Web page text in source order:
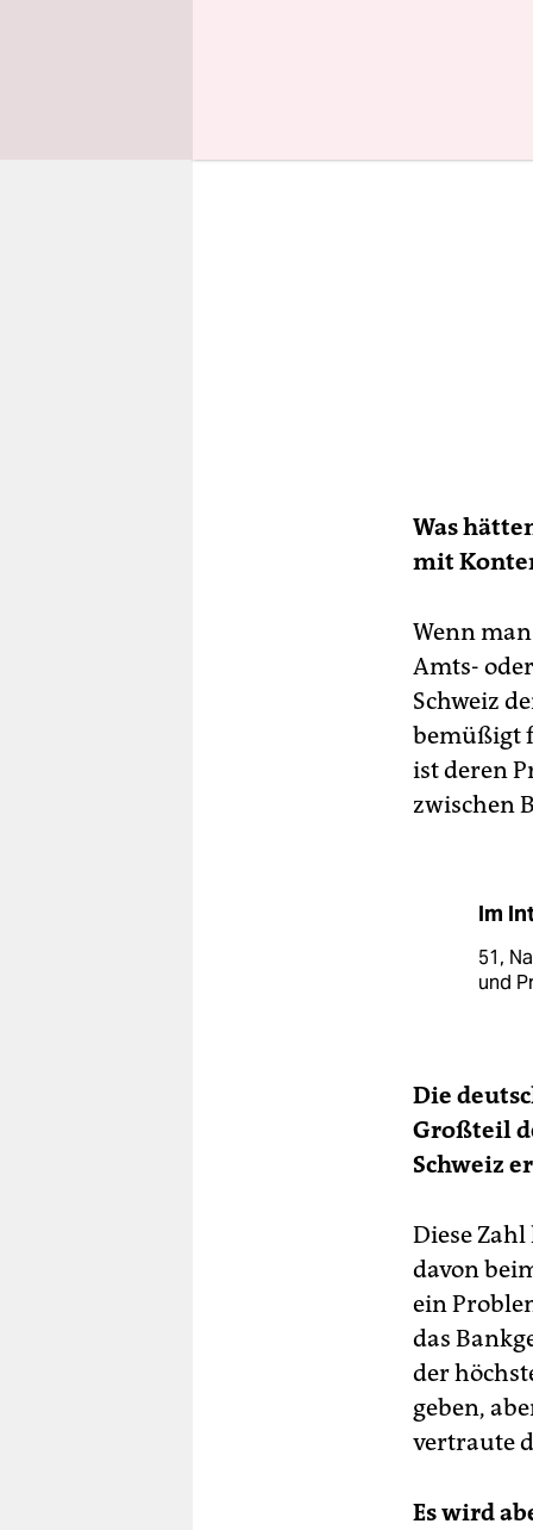
Was
mit
Wenn
Amts-
Schweiz
bemüßigt
ist deren
zwischen
Im
51,
und
Die
Großteil
Schweiz
Diese
davon
ein
das
der
geben,
vertraute
Es wird